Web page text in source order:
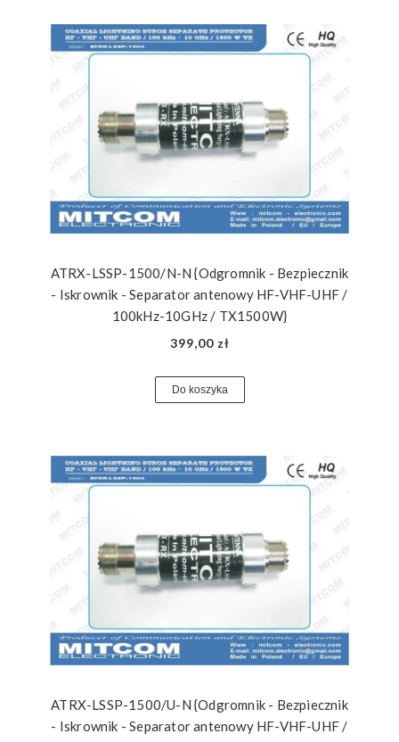
ATRX-LSSP-1500/N-N {Odgromnik - Bezpiecznik
- Iskrownik - Separator antenowy HF-VHF-UHF /
100kHz-10GHz / TX1500W}
399,00 zł
Do koszyka
ATRX-LSSP-1500/U-N {Odgromnik - Bezpiecznik
- Iskrownik - Separator antenowy HF-VHF-UHF /